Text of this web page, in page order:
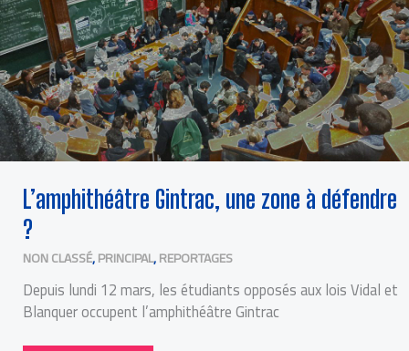
L’amphithéâtre Gintrac, une zone à défendre
?
NON CLASSÉ,PRINCIPAL,REPORTAGES
Depuis lundi 12 mars, les étudiants opposés aux lois Vidal et
Blanquer occupent l’amphithéâtre Gintrac